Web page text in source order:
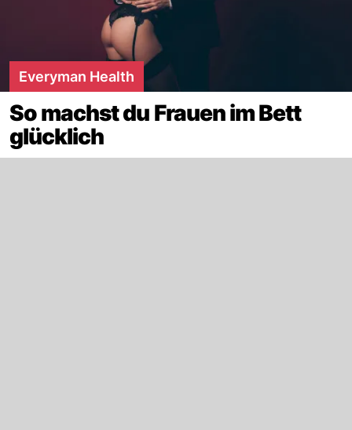
Everyman Health
So machst du Frauen im Bett
glücklich